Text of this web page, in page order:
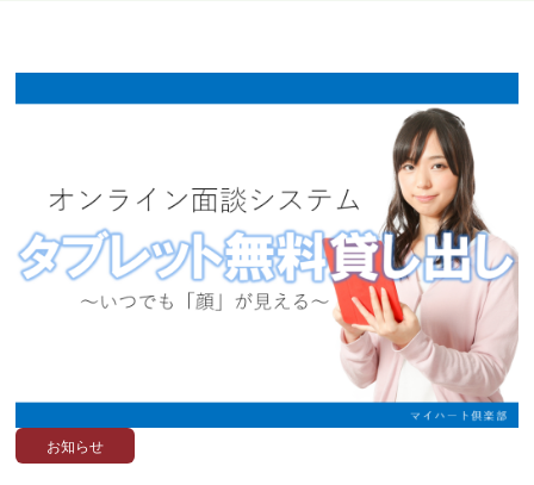
お知らせ